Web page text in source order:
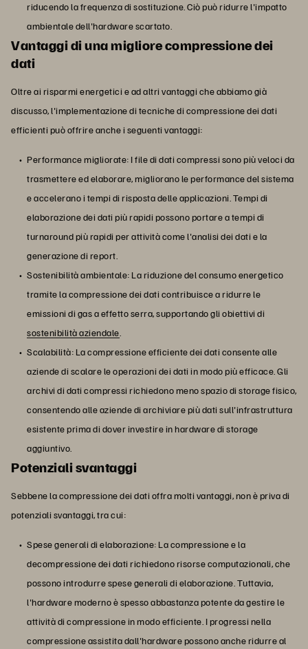
riducendo la frequenza di sostituzione. Ciò può ridurre l'impatto
ambientale dell'hardware scartato.
Vantaggi di una migliore compressione dei
dati
Oltre ai risparmi energetici e ad altri vantaggi che abbiamo già
discusso, l'implementazione di tecniche di compressione dei dati
efficienti può offrire anche i seguenti vantaggi:
Performance migliorate: I file di dati compressi sono più veloci da
trasmettere ed elaborare, migliorano le performance del sistema
e accelerano i tempi di risposta delle applicazioni. Tempi di
elaborazione dei dati più rapidi possono portare a tempi di
turnaround più rapidi per attività come l'analisi dei dati e la
generazione di report.
Sostenibilità ambientale: La riduzione del consumo energetico
tramite la compressione dei dati contribuisce a ridurre le
emissioni di gas a effetto serra, supportando gli obiettivi di
sostenibilità aziendale.
Scalabilità: La compressione efficiente dei dati consente alle
aziende di scalare le operazioni dei dati in modo più efficace. Gli
archivi di dati compressi richiedono meno spazio di storage fisico,
consentendo alle aziende di archiviare più dati sull'infrastruttura
esistente prima di dover investire in hardware di storage
aggiuntivo.
Potenziali svantaggi
Sebbene la compressione dei dati offra molti vantaggi, non è priva di
potenziali svantaggi, tra cui:
Spese generali di elaborazione: La compressione e la
decompressione dei dati richiedono risorse computazionali, che
possono introdurre spese generali di elaborazione. Tuttavia,
l'hardware moderno è spesso abbastanza potente da gestire le
attività di compressione in modo efficiente. I progressi nella
compressione assistita dall'hardware possono anche ridurre al